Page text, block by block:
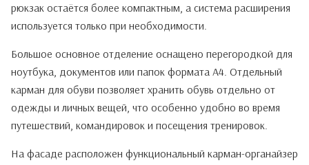
рюкзак остаётся более компактным, а система расширения
используется только при необходимости.
Большое основное отделение оснащено перегородкой для
ноутбука, документов или папок формата А4. Отдельный
карман для обуви позволяет хранить обувь отдельно от
одежды и личных вещей, что особенно удобно во время
путешествий, командировок и посещения тренировок.
На фасаде расположен функциональный карман-органайзер